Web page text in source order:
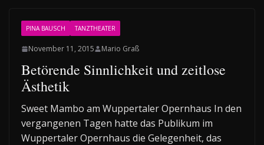
PINA BAUSCH TANZTHEATER
November 11, 2015 Mario Graß
Betörende Sinnlichkeit und zeitlose
Ästhetik
Sweet Mambo am Wuppertaler Opernhaus In den
vergangenen Tagen hatte das Publikum im
Wuppertaler Opernhaus die Gelegenheit, das